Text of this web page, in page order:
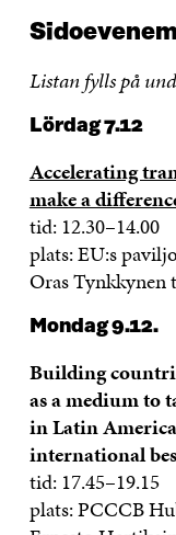
Listan fylls på
Lördag 7.12
Accelerating
make a
tid: 12.30–14.00
plats: EU:s
Oras
Mondag 9.12.
Building
as a medium to
in Latin
international
tid: 17.45–19.15
plats: PCCCB